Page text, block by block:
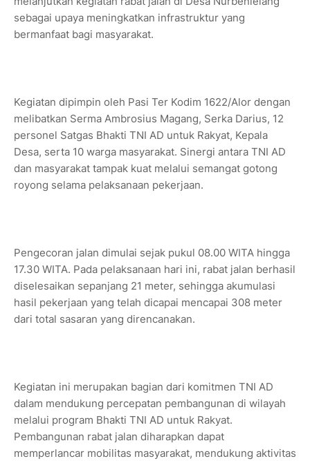
sebagai upaya meningkatkan infrastruktur yang
bermanfaat bagi masyarakat.
Kegiatan dipimpin oleh Pasi Ter Kodim 1622/Alor dengan
melibatkan Serma Ambrosius Magang, Serka Darius, 12
personel Satgas Bhakti TNI AD untuk Rakyat, Kepala
Desa, serta 10 warga masyarakat. Sinergi antara TNI AD
dan masyarakat tampak kuat melalui semangat gotong
royong selama pelaksanaan pekerjaan.
Pengecoran jalan dimulai sejak pukul 08.00 WITA hingga
17.30 WITA. Pada pelaksanaan hari ini, rabat jalan berhasil
diselesaikan sepanjang 21 meter, sehingga akumulasi
hasil pekerjaan yang telah dicapai mencapai 308 meter
dari total sasaran yang direncanakan.
Kegiatan ini merupakan bagian dari komitmen TNI AD
dalam mendukung percepatan pembangunan di wilayah
melalui program Bhakti TNI AD untuk Rakyat.
Pembangunan rabat jalan diharapkan dapat
memperlancar mobilitas masyarakat, mendukung aktivitas